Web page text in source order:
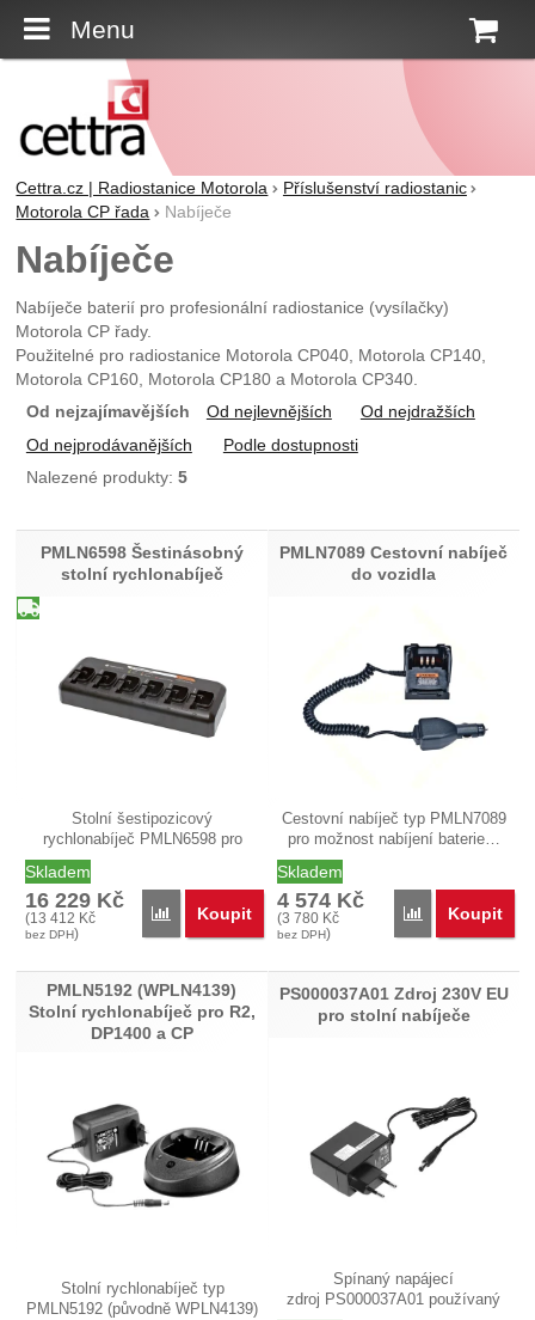
Menu
Cettra.cz | Radiostanice Motorola
Příslušenství radiostanic
Motorola CP řada
Nabíječe
Nabíječe
Nabíječe baterií pro profesionální radiostanice (vysílačky)
Motorola CP řady.
Použitelné pro radiostanice Motorola CP040, Motorola CP140,
Motorola CP160, Motorola CP180 a Motorola CP340.
Od nejzajímavějších
Od nejlevnějších
Od nejdražších
Od nejprodávanějších
Podle dostupnosti
Nalezené produkty: 5
Produkty
PMLN6598 Šestinásobný
stolní rychlonabíječ
Stolní šestipozicový
rychlonabíječ PMLN6598 pro
Skladem
16 229 Kč
(13 412 Kč
bez DPH)
Přidat 'PMLN6598 Šestinásobný stolní
Koupit
PMLN7089 Cestovní nabíječ
do vozidla
Cestovní nabíječ typ PMLN7089
pro možnost nabíjení baterie…
Skladem
4 574 Kč
(3 780 Kč
bez DPH)
Přidat
Koupit
PMLN5192 (WPLN4139)
Stolní rychlonabíječ pro R2,
DP1400 a CP
Stolní rychlonabíječ typ
PMLN5192 (původně WPLN4139)
PS000037A01 Zdroj 230V EU
pro stolní nabíječe
Spínaný napájecí
zdroj PS000037A01 používaný